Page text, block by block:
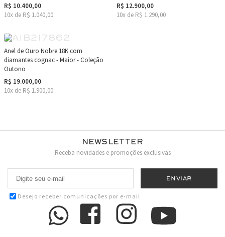
R$ 10.400,00
10x de R$ 1.040,00
R$ 12.900,00
10x de R$ 1.290,00
Anel de Ouro Nobre 18K com
diamantes cognac - Maior - Coleção
Outono
R$ 19.000,00
10x de R$ 1.900,00
Newsletter
Receba novidades e promoções exclusivas
Desejo receber comunicações por e-mail